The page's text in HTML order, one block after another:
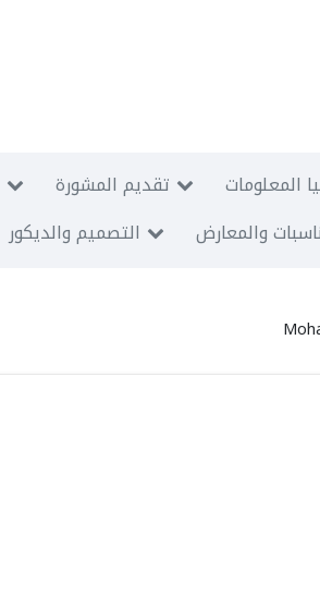
تقديم المشورة
المعلومات
التصميم والديكور والمعارض